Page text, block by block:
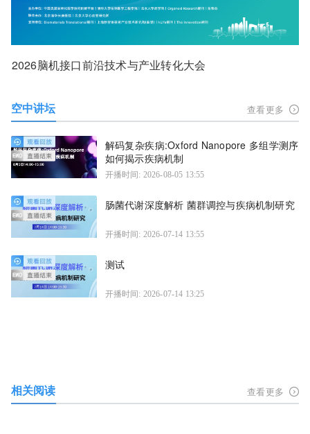
2026脑机接口前沿技术与产业转化大会
空中讲坛 查看更多
解码复杂疾病:Oxford Nanopore 多组学测序
如何揭示疾病机制
开播时间: 2026-08-05 13:55
肠菌代谢深度解析 菌群调控与疾病机制研究
开播时间: 2026-07-14 13:55
测试
开播时间: 2026-07-14 13:25
相关阅读 查看更多